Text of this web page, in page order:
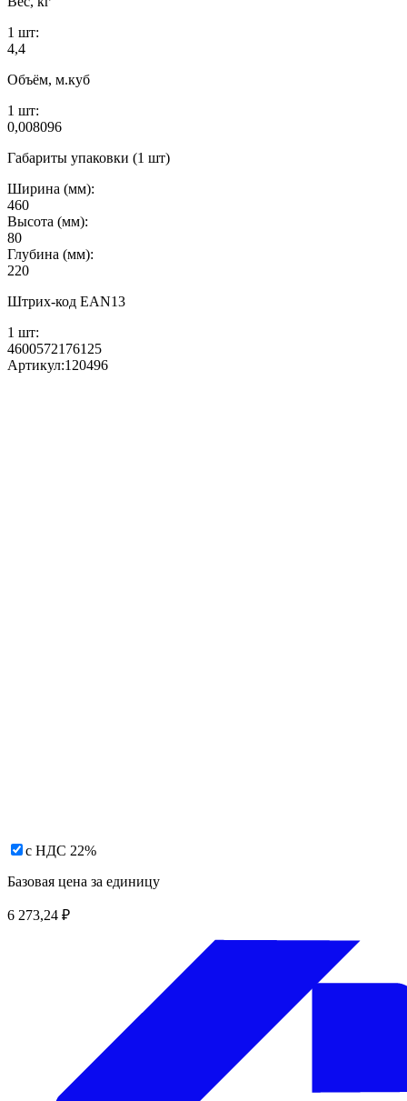
1 шт:
4,4
Объём, м.куб
1 шт:
0,008096
Габариты упаковки (1 шт)
Ширина (мм):
460
Высота (мм):
80
Глубина (мм):
220
Штрих-код EAN13
1 шт:
4600572176125
Артикул:120496
с НДС 22%
Базовая цена за единицу
6 273,24 ₽